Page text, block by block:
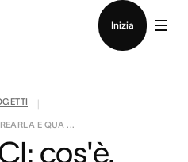
Inizia
E QUA ...
cos'è,